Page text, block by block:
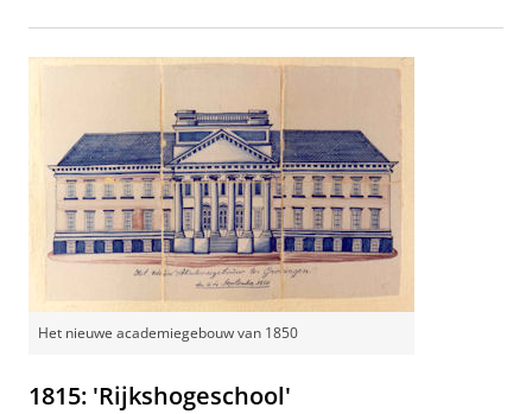
Het nieuwe academiegebouw van 1850
1815: 'Rijkshogeschool'